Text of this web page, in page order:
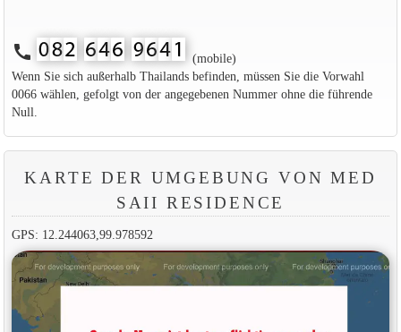
call
(mobile)
Wenn Sie sich außerhalb Thailands befinden, müssen Sie die Vorwahl
0066 wählen, gefolgt von der angegebenen Nummer ohne die führende
Null.
KARTE DER UMGEBUNG VON MED
SAII RESIDENCE
GPS: 12.244063,99.978592